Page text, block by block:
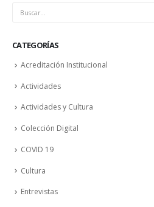
CATEGORÍAS
Acreditación Institucional
Actividades
Actividades y Cultura
Colección Digital
COVID 19
Cultura
Entrevistas